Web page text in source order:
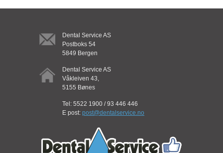
Dental Service AS
Postboks 54
5849 Bergen
Dental Service AS
Våkleiven 43,
5155 Bønes
Tel: 5522 1900 / 93 446 446
E post: post@dentalservice.no